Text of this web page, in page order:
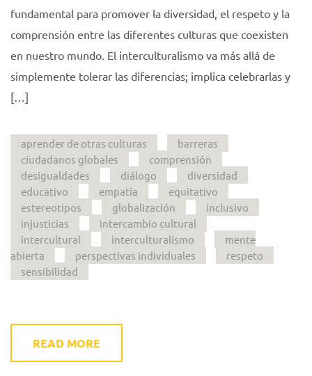
fundamental para promover la diversidad, el respeto y la
comprensión entre las diferentes culturas que coexisten
en nuestro mundo. El interculturalismo va más allá de
simplemente tolerar las diferencias; implica celebrarlas y
[…]
aprender de otras culturas
barreras
ciudadanos globales
comprensión
desigualdades
diálogo
diversidad
educativo
empatía
equitativo
estereotipos
globalización
inclusivo
injusticias
intercambio cultural
intercultural
interculturalismo
mente
abierta
perspectivas individuales
respeto
sensibilidad
READ MORE